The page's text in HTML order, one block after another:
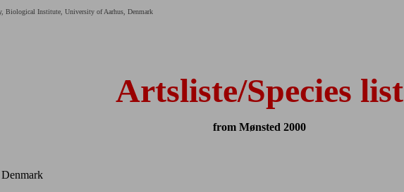
Biological Institute, University of Aarhus, Denmark
Artsliste/Species list
from Mønsted 2000